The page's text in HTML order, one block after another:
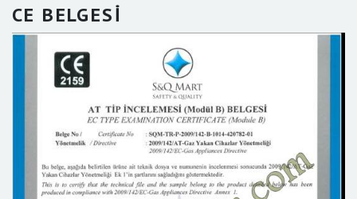
CE BELGESİ